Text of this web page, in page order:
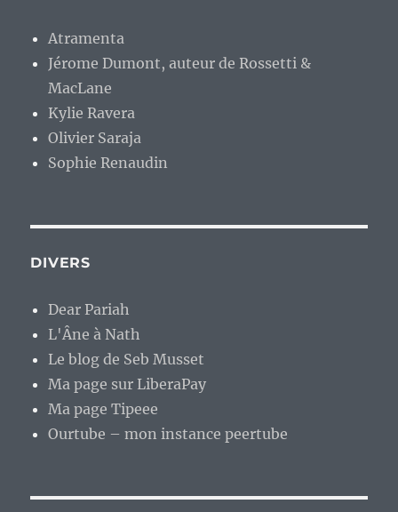
Atramenta
Jérome Dumont, auteur de Rossetti &
MacLane
Kylie Ravera
Olivier Saraja
Sophie Renaudin
DIVERS
Dear Pariah
L'Âne à Nath
Le blog de Seb Musset
Ma page sur LiberaPay
Ma page Tipeee
Ourtube – mon instance peertube